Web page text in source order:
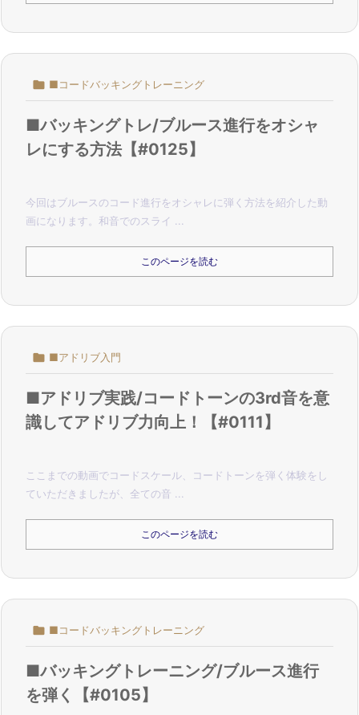
 ■コードバッキングトレーニング
■バッキングトレ/ブルース進行をオシャ
レにする方法【#0125】
今回はブルースのコード進行をオシャレに弾く方法を紹介した動
画になります。和音でのスライ ...
このページを読む
 ■アドリブ入門
■アドリブ実践/コードトーンの3rd音を意
識してアドリブ力向上！【#0111】
ここまでの動画でコードスケール、コードトーンを弾く体験をし
ていただきましたが、全ての音 ...
このページを読む
 ■コードバッキングトレーニング
■バッキングトレーニング/ブルース進行
を弾く【#0105】